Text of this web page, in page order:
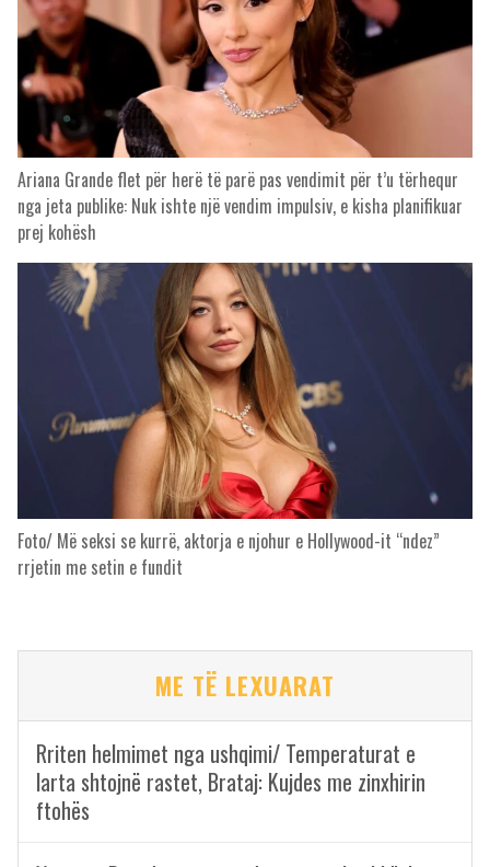
Ariana Grande flet për herë të parë pas vendimit për t’u tërhequr
nga jeta publike: Nuk ishte një vendim impulsiv, e kisha planifikuar
prej kohësh
Foto/ Më seksi se kurrë, aktorja e njohur e Hollywood-it “ndez”
rrjetin me setin e fundit
ME TË LEXUARAT
Rriten helmimet nga ushqimi/ Temperaturat e
larta shtojnë rastet, Brataj: Kujdes me zinxhirin
ftohës